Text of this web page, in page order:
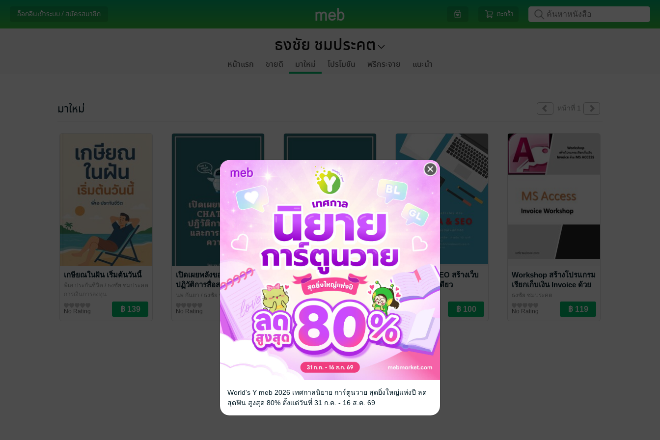
ล็อกอินเข้าระบบ / สมัครสมาชิก ตะกร้า
ธงชัย ชมประคต
หน้าแรก ขายดี มาใหม่ โปรโมชัน ฟรีกระจาย แนะนำ
มาใหม่ หน้าที่ 1
เกษียณในฝัน เริ่มต้นวันนี้
พี่เอ ประกันชีวิต / ธงชัย ชมประคต
การเงินการลงทุน
No Rating
เปิดเผยพลังของ ChatGPT:
ปฏิวัติการสื่อสารและการ
แบ่งปันความรู้
นพ กันยา / ธงชัย ชมประคต
วิทยาศาสตร์และเทคโนโลยี
No Rating
เทคนิคการ Hack ชีวิต เพื่อ
ประสบความสำเร็จ
ธงชัย ชมประคต
การบริหารงานบุคคล
No Rating
Joomla & SEO สร้างเว็บ
ไซด์ ง่ายนิดเดียว
ธงชัย ชมประคต
คอมพิวเตอร์
No Rating
Workshop สร้างโปรแกรม
เรียกเก็บเงิน Invoice ด้วย
MS ACCESS
ธงชัย ชมประคต
No Rating
หน้าที่ 1
World's Y meb 2026 เทศกาลนิยาย การ์ตูนวาย สุดยิ่งใหญ่แห่งปี ลด
สุดฟิน สูงสุด 80% ตั้งแต่วันที่ 31 ก.ค. - 16 ส.ค. 69